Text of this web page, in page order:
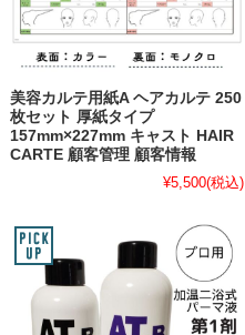
美容カルテ用紙A ヘアカルテ 250
枚セット 厚紙タイプ
157mm×227mm キャスト HAIR
CARTE 顧客管理 顧客情報
¥5,500(税込)